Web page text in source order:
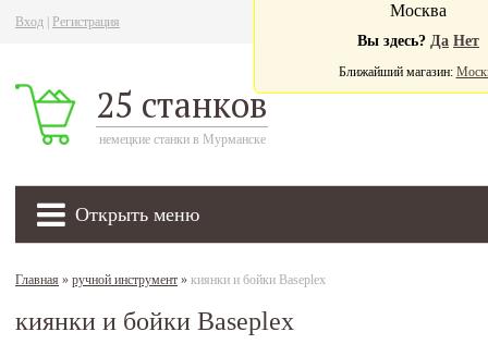
Вход Регистрация
25 станков
немецкие станки в Мурманске
Открыть меню
Москва
Вы здесь? Да Нет
Ближайший магазин:
Главная » ручной инструмент » киянки и бойки Baseplex
киянки и бойки Baseplex